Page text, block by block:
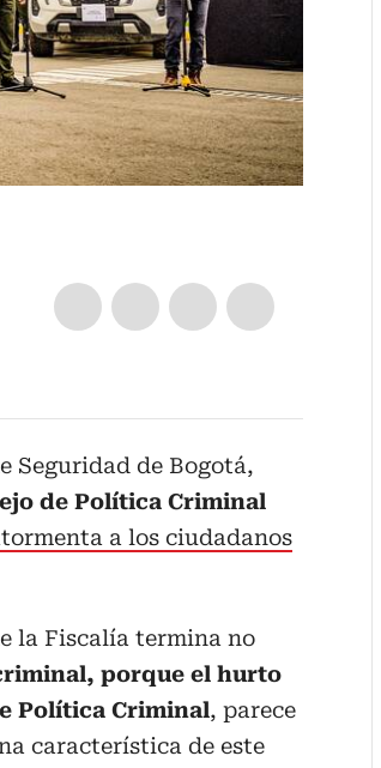
Seguridad de Bogotá,
de Política Criminal
a los ciudadanos
la Fiscalía termina no
porque el hurto
Política Criminal, parece
característica de este